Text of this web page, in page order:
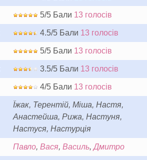
5/5 Бали 13 голосів
4.5/5 Бали 13 голосів
5/5 Бали 13 голосів
3.5/5 Бали 13 голосів
4/5 Бали 13 голосів
Їжак, Терентій, Міша, Настя,
Анастейша, Рижа, Настуня,
Настуся, Настурція
Павло, Вася, Василь,Дмитро